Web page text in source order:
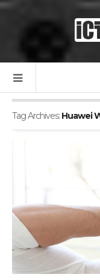
Tag Archives: Huawei